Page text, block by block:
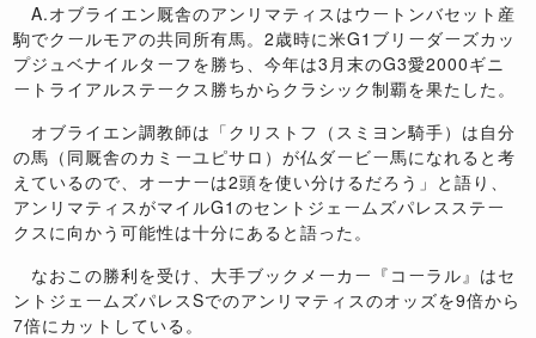
A.オブライエン厩舎のアンリマティスはウートンバセット産
駒でクールモアの共同所有馬。2歳時に米G1ブリーダーズカッ
プジュベナイルターフを勝ち、今年は3月末のG3愛2000ギニ
ートライアルステークス勝ちからクラシック制覇を果たした。
オブライエン調教師は「クリストフ（スミヨン騎手）は自分
の馬（同厩舎のカミーユピサロ）が仏ダービー馬になれると考
えているので、オーナーは2頭を使い分けるだろう」と語り、
アンリマティスがマイルG1のセントジェームズパレスステー
クスに向かう可能性は十分にあると語った。
なおこの勝利を受け、大手ブックメーカー『コーラル』はセ
ントジェームズパレスSでのアンリマティスのオッズを9倍から
7倍にカットしている。